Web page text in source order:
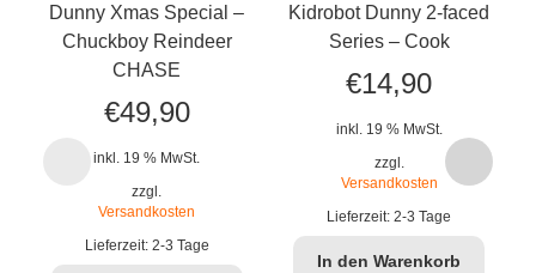
Dunny Xmas Special –
Chuckboy Reindeer
CHASE
€49,90
inkl. 19 % MwSt.
zzgl.
Versandkosten
Lieferzeit: 2-3 Tage
Kidrobot Dunny 2-faced
Series – Cook
€14,90
inkl. 19 % MwSt.
zzgl.
Versandkosten
Lieferzeit:2-3 Tage
In den Warenkorb